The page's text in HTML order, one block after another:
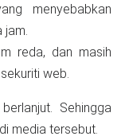
menyebabkan
jam.
reda, dan masih
web.
Sehingga
media tersebut.